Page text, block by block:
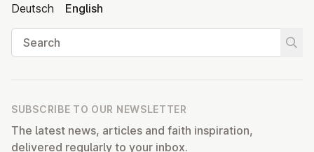
Deutsch
English
Search
SUBSCRIBE TO OUR NEWSLETTER
The latest news, articles and faith inspiration,
delivered regularly to your inbox.